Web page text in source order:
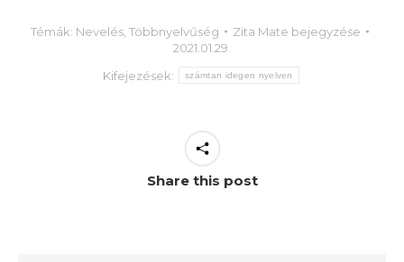
Témák: Nevelés, Többnyelvűség Zita Mate bejegyzése
2021.01.29.
Kifejezések:
számtan idegen nyelven
Share this post